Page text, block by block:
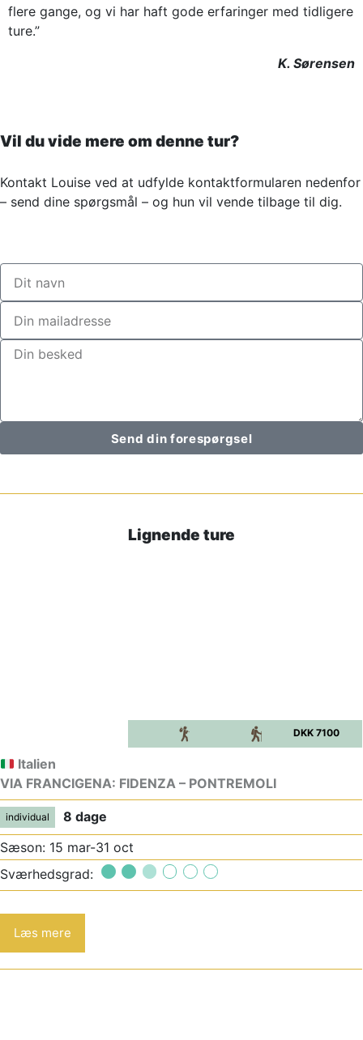
flere gange, og vi har haft gode erfaringer med tidligere
ture.”
K. Sørensen
Vil du vide mere om denne tur?
Kontakt Louise ved at udfylde kontaktformularen nedenfor
– send dine spørgsmål – og hun vil vende tilbage til dig.
Send din forespørgsel
Lignende ture
DKK 7100
Italien
VIA FRANCIGENA: FIDENZA – PONTREMOLI
individual
8 dage
Sæson: 15 mar-31 oct
Sværhedsgrad:
Læs mere